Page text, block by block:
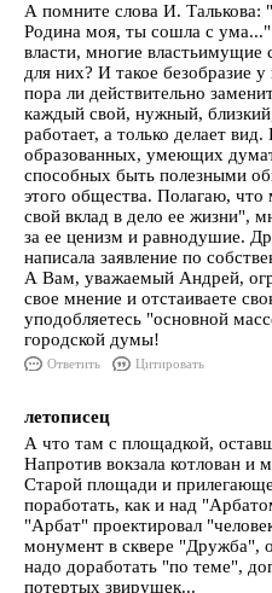
А помните слова И. Талькова:
Родина моя, ты сошла с
власти, многие властьимущие
для них? И такое безобразие
пора ли действительно
каждый свой, нужный,
работает, а только делает
образованных, умеющих
способных быть полезными
этого общества. Полагаю,
свой вклад в дело ее жизни",
за ее ценизм и равнодушие.
написала заявление по
А Вам, уважаемый Андрей,
свое мнение и отстаиваете
уподобляетесь "основной
городской думы!
Ответить Цитировать
летописец
А что там с площадкой,
Напротив вокзала котлован и
Старой площади и
поработать, как и над
"Арбат" проектировал
монумент в сквере "Дружба",
надо доработать "по теме",
потертых звирушек...